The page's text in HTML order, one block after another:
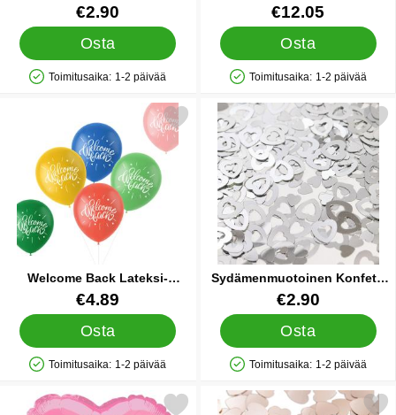
Tuote.nro 35404
€2.90
Osta
Saatavuus: Varastossa
Toimitusaika: 1-2 päivää
Tuote.nro 83044
€12.05
Osta
Saatavuus: Varastossa
Toimitusaika: 1-2 päivää
Welcome Back Lateksi-
ilmapallot
Tuote.nro 31539
€4.89
Osta
Saatavuus: Varastossa
Toimitusaika: 1-2 päivää
Merkitse welcome Back Lateksi-ilmapallot suosikiksi
Sydämenmuotoinen Konfetti
Hopea
Tuote.nro 41009
€2.90
Osta
Saatavuus: Varastossa
Toimitusaika: 1-2 päivää
Merkitse sydämenmuotoinen
folioilmapallo Sydän Vaaleanpunainen suosikiksi
Merkitse sydänkonfetti